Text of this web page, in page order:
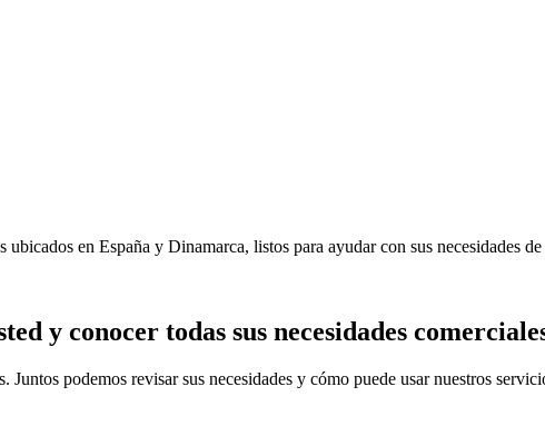
en España y Dinamarca, listos para ayudar con sus necesidades
y conocer todas sus necesidades
Juntos podemos revisar sus necesidades y cómo puede usar nuestros